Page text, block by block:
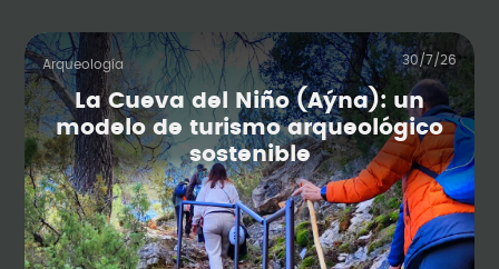
Arqueología 30/7/26
La Cueva del Niño (Aýna): un
modelo de turismo arqueológico
sostenible